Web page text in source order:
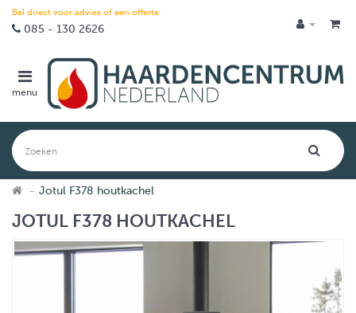
Bel direct voor advies of een offerte
085 - 130 2626
menu
Jotul F378 houtkachel
JOTUL F378 HOUTKACHEL